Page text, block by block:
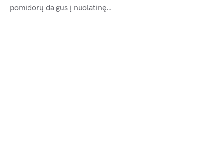
pomidorų daigus į nuolatinę…